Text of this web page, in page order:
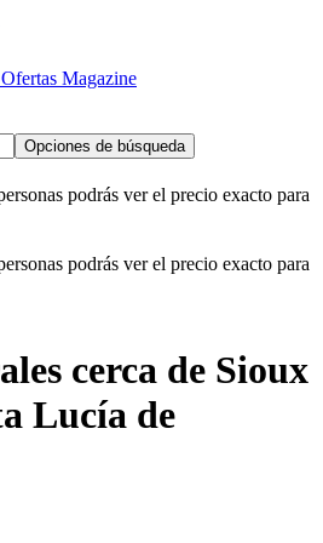
Ofertas Magazine
Opciones de búsqueda
podrás ver el precio exacto para
podrás ver el precio exacto para
cerca de Sioux
Lucía de